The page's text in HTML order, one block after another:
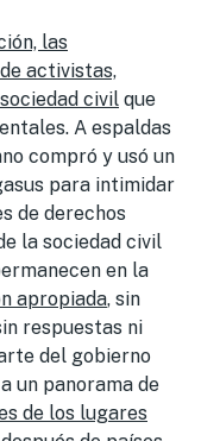
las
activistas,
civil que
A espaldas
compró y usó un
para intimidar
de derechos
la sociedad civil
en la
apropiada, sin
respuestas ni
del gobierno
un panorama de
de los lugares